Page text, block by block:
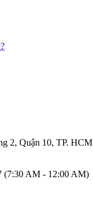
2, Quận 10, TP. HCM
(7:30 AM - 12:00 AM)